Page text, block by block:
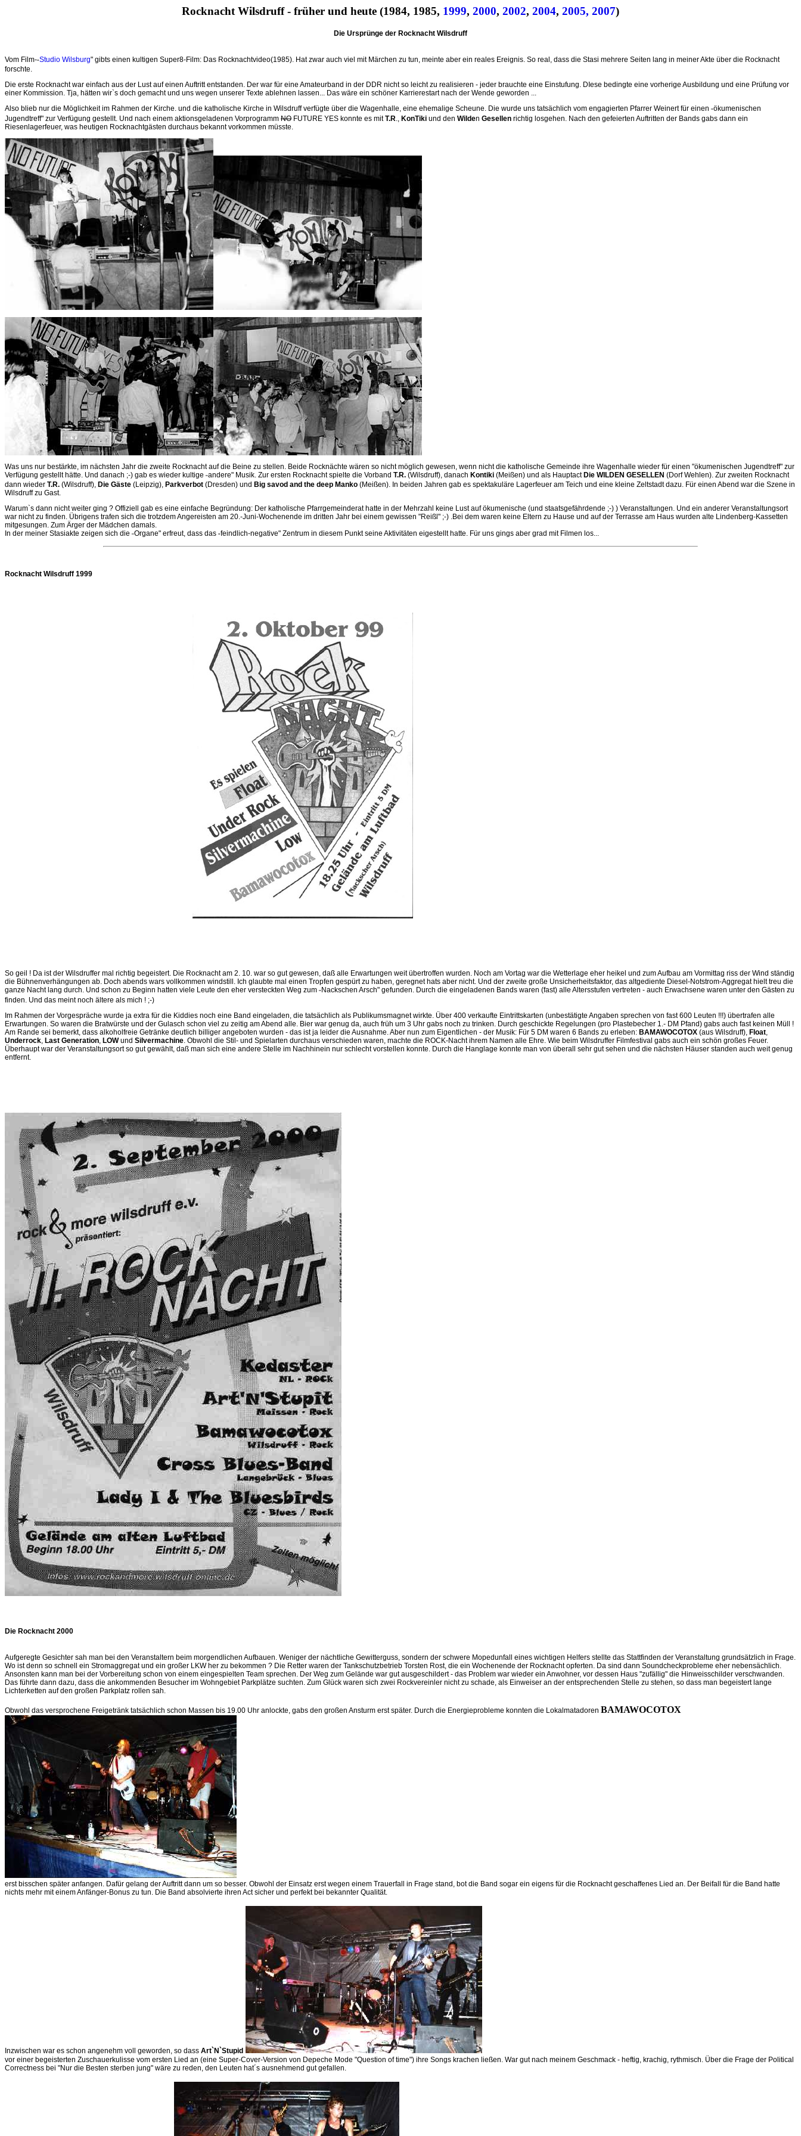
Rocknacht Wilsdruff - früher und heute (1984, 1985, 1999, 2000, 2002, 2004, 2005, 2007)
Die Ursprünge der Rocknacht Wilsdruff
Vom Film-"Studio Wilsburg" gibts einen kultigen Super8-Film: Das Rocknachtvideo(1985). Hat zwar auch viel mit Märchen zu tun, meinte aber ein reales Ereignis. So real, dass die Stasi mehrere Seiten lang in meiner Akte über die Rocknacht
forschte.
Die erste Rocknacht war einfach aus der Lust auf einen Auftritt entstanden. Der war für eine Amateurband in der DDR nicht so leicht zu realisieren - jeder brauchte eine Einstufung. DIese bedingte eine vorherige Ausbildung und eine Prüfung vor
einer Kommission. Tja, hätten wir`s doch gemacht und uns wegen unserer Texte ablehnen lassen... Das wäre ein schöner Karrierestart nach der Wende geworden ...
Also blieb nur die Möglichkeit im Rahmen der Kirche. und die katholische Kirche in Wilsdruff verfügte über die Wagenhalle, eine ehemalige Scheune. Die wurde uns tatsächlich vom engagierten Pfarrer Weinert für einen "ökumenischen
Jugendtreff" zur Verfügung gestellt. Und nach einem aktionsgeladenen Vorprogramm NO FUTURE YES konnte es mitT.R KonTiki und den Wilden Gesellen richtig losgehen. Nach den gefeierten Auftritten der Bands gabs dann ein
Riesenlagerfeuer, was heutigen Rocknachtgästen durchaus bekannt vorkommen müsste.
Was uns nur bestärkte, im nächsten Jahr die zweite Rocknacht auf die Beine zu stellen. Beide Rocknächte wären so nicht möglich gewesen, wenn nicht die katholische Gemeinde ihre Wagenhalle wieder für einen "ökumenischen Jugendtreff" zur
Verfügung gestellt hätte. Und danach ;-) gab es wieder kultige "andere" Musik. Zur ersten Rocknacht spielte die Vorband T.R. (Wilsdruff), danach Kontiki (Meißen) und als HauptactDie WILDEN GESELLEN (Dorf Wehlen). Zur zweiten Rocknacht
dann wieder T.R. (Wilsdruff), Die Gäste (Leipzig), Parkverbot (Dresden) und Big savod and the deep Manko (Meißen). In beiden Jahren gab es spektakuläre Lagerfeuer am Teich und eine kleine Zeltstadt dazu. Für einen Abend war die Szene in
Wilsdruff zu Gast.
Warum`s dann nicht weiter ging ? Offiziell gab es eine einfache Begründung: Der katholische Pfarrgemeinderat hatte in der Mehrzahl keine Lust auf ökumenische (und staatsgefährdende ;-) ) Veranstaltungen. Und ein anderer Veranstaltungsort
war nicht zu finden. Übrigens trafen sich die trotzdem Angereisten am 20.-Juni-Wochenende im dritten Jahr bei einem gewissen "Reißl" ;-) .Bei dem waren keine Eltern zu Hause und auf der Terrasse am Haus wurden alte Lindenberg-Kassetten
mitgesungen. Zum Ärger der Mädchen damals.
In der meiner Stasiakte zeigen sich die "Organe" erfreut, dass das "feindlich-negative" Zentrum in diesem Punkt seine Aktivitäten eigestellt hatte. Für uns gings aber grad mit Filmen los...
Rocknacht Wilsdruff 1999
So geil ! Da ist der Wilsdruffer mal richtig begeistert. Die Rocknacht am 2. 10. war so gut gewesen, daß alle Erwartungen weit übertroffen wurden. Noch am Vortag war die Wetterlage eher heikel und zum Aufbau am Vormittag riss der Wind ständig
die Bühnenverhängungen ab. Doch abends wars vollkommen windstill. Ich glaubte mal einen Tropfen gespürt zu haben, geregnet hats aber nicht. Und der zweite große Unsicherheitsfaktor, das altgediente Diesel-Notstrom-Aggregat hielt treu die
ganze Nacht lang durch. Und schon zu Beginn hatten viele Leute den eher versteckten Weg zum "Nackschen Arsch" gefunden. Durch die eingeladenen Bands waren (fast) alle Altersstufen vertreten - auch Erwachsene waren unter den Gästen zu
finden. Und das meint noch ältere als mich ! ;-)
Im Rahmen der Vorgespräche wurde ja extra für die Kiddies noch eine Band eingeladen, die tatsächlich als Publikumsmagnet wirkte. Über 400 verkaufte Eintrittskarten (unbestätigte Angaben sprechen von fast 600 Leuten !!!) übertrafen alle
Erwartungen. So waren die Bratwürste und der Gulasch schon viel zu zeitig am Abend alle. Bier war genug da, auch früh um 3 Uhr gabs noch zu trinken. Durch geschickte Regelungen (pro Plastebecher 1.- DM Pfand) gabs auch fast keinen Müll !
Am Rande sei bemerkt, dass alkoholfreie Getränke deutlich billiger angeboten wurden - das ist ja leider die Ausnahme. Aber nun zum Eigentlichen - der Musik: Für 5 DM waren 6 Bands zu erleben: BAMAWOCOTOX (aus Wilsdruff), Float
Underrock Last Generation LOWund Silvermachine . Obwohl die Stil- und Spielarten durchaus verschieden waren, machte die ROCK-Nacht ihrem Namen alle Ehre. Wie beim Wilsdruffer Filmfestival gabs auch ein schön großes Feuer.
Überhaupt war der Veranstaltungsort so gut gewählt, daß man sich eine andere Stelle im Nachhinein nur schlecht vorstellen konnte. Durch die Hanglage konnte man von überall sehr gut sehen und die nächsten Häuser standen auch weit genug
entfernt.
Die Rocknacht 2000
Aufgeregte Gesichter sah man bei den Veranstaltern beim morgendlichen Aufbauen. Weniger der nächtliche Gewitterguss, sondern der schwere Mopedunfall eines wichtigen Helfers stellte das Stattfinden der Veranstaltung grundsätzlich in Frage.
Wo ist denn so schnell ein Stromaggregat und ein großer LKW her zu bekommen ? Die Retter waren der Tankschutzbetrieb Torsten Rost, die ein Wochenende der Rocknacht opferten. Da sind dann Soundcheckprobleme eher nebensächlich.
Ansonsten kann man bei der Vorbereitung schon von einem eingespielten Team sprechen. Der Weg zum Gelände war gut ausgeschildert - das Problem war wieder ein Anwohner, vor dessen Haus "zufällig" die Hinweisschilder verschwanden.
Das führte dann dazu, dass die ankommenden Besucher im Wohngebiet Parkplätze suchten. Zum Glück waren sich zwei Rockvereinler nicht zu schade, als Einweiser an der entsprechenden Stelle zu stehen, so dass man begeistert lange
Lichterketten auf den großen Parkplatz rollen sah.
Obwohl das versprochene Freigetränk tatsächlich schon Massen bis 19.00 Uhr anlockte, gabs den großen Ansturm erst später. Durch die Energieprobleme konnten die Lokalmatadoren BAMAWOCOTOX
erst bisschen später anfangen. Dafür gelang der Auftritt dann um so besser. Obwohl der Einsatz erst wegen einem Trauerfall in Frage stand, bot die Band sogar ein eigens für die Rocknacht geschaffenes Lied an. Der Beifall für die Band hatte
nichts mehr mit einem Anfänger-Bonus zu tun. Die Band absolvierte ihren Act sicher und perfekt bei bekannter Qualität.
Inzwischen war es schon angenehm voll geworden, so dass Art`N`Stupid
vor einer begeisterten Zuschauerkulisse vom ersten Lied an (eine Super-Cover-Version von Depeche Mode "Question of time") ihre Songs krachen ließen. War gut nach meinem Geschmack - heftig, krachig, rythmisch. Über die Frage der Political
Correctness bei "Nur die Besten sterben jung" wäre zu reden, den Leuten hat´s ausnehmend gut gefallen.